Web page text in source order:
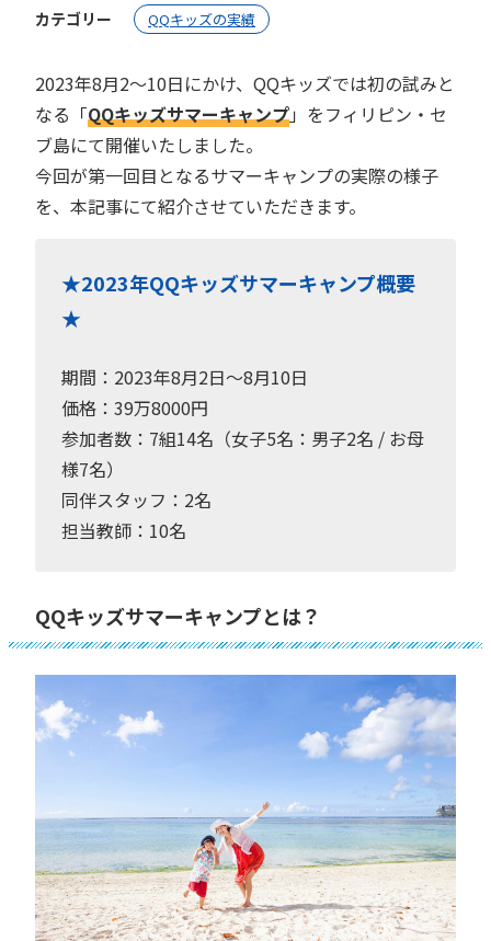
カテゴリー QQキッズの実績
2023年8月2〜10日にかけ、QQキッズでは初の試みと
なる「QQキッズサマーキャンプ」をフィリピン・セ
ブ島にて開催いたしました。
今回が第一回目となるサマーキャンプの実際の様子
を、本記事にて紹介させていただきます。
★2023年QQキッズサマーキャンプ概要
★
期間：2023年8月2日〜8月10日
価格：39万8000円
参加者数：7組14名（女子5名：男子2名 / お母
様7名）
同伴スタッフ：2名
担当教師：10名
QQキッズサマーキャンプとは？